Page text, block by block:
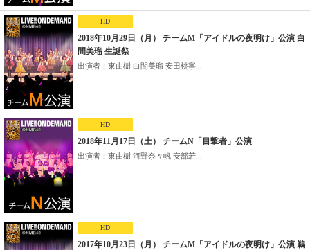
HD
2018年10月29日（月） チームM「アイドルの夜明け」公演 白
間美瑠 生誕祭
出演者：東由樹 白間美瑠 安田桃寧...
HD
2018年11月17日（土） チームN「目撃者」公演
出演者：東由樹 河野奈々帆 安部若...
HD
2017年10月23日（月） チームM「アイドルの夜明け」公演 鵜